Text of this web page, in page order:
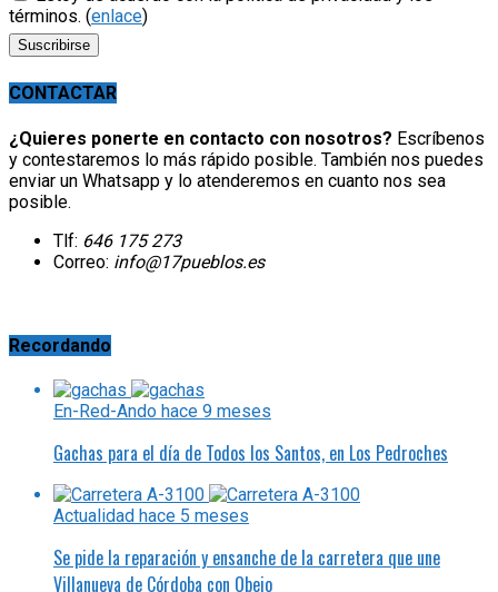
términos. (enlace)
CONTACTAR
¿Quieres ponerte en contacto con nosotros? Escríbenos
y contestaremos lo más rápido posible. También nos puedes
enviar un Whatsapp y lo atenderemos en cuanto nos sea
posible.
Tlf: 646 175 273
Correo: info@17pueblos.es
Recordando
En-Red-Ando hace 9 meses
Gachas para el día de Todos los Santos, en Los Pedroches
Actualidad hace 5 meses
Se pide la reparación y ensanche de la carretera que une
Villanueva de Córdoba con Obejo